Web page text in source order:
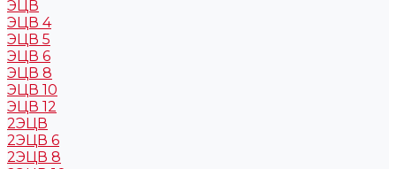
ЭЦВ
ЭЦВ 4
ЭЦВ 5
ЭЦВ 6
ЭЦВ 8
ЭЦВ 10
ЭЦВ 12
2ЭЦВ
2ЭЦВ 6
2ЭЦВ 8